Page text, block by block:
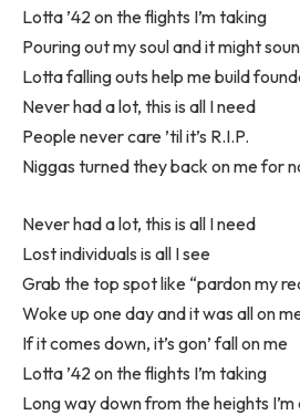
Lotta ’42 on the flights I’m taking
Pouring out my soul and it might
Lotta falling outs help me build
Never had a lot, this is all I need
People never care ’til it’s R.I.P.
Niggas turned they back on me for
Never had a lot, this is all I need
Lost individuals is all I see
Grab the top spot like “pardon my
Woke up one day and it was all on
If it comes down, it’s gon’ fall on me
Lotta ’42 on the flights I’m taking
Long way down from the heights I’m